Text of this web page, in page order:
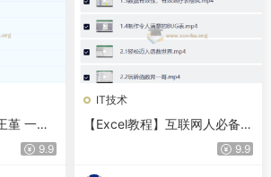
堇 一轮
9.9
IT技术
【Excel教程】互联网人必备的
9.9